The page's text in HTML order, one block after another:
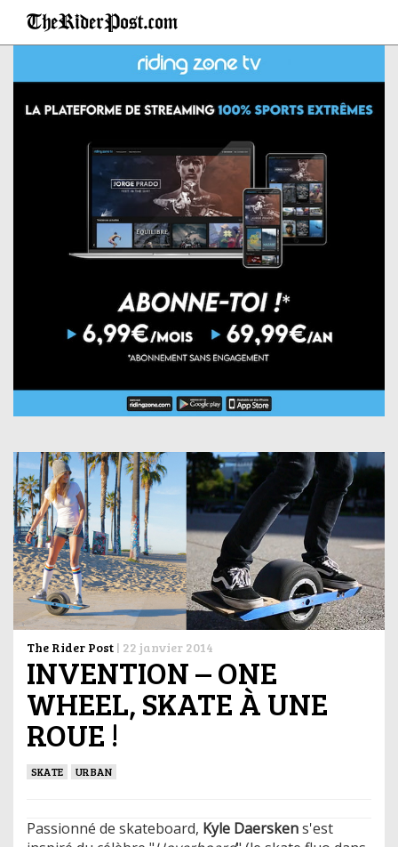
The Rider Post | 22 janvier 2014
INVENTION – ONE
WHEEL, SKATE À UNE
ROUE !
SKATE URBAN
Passionné de skateboard, Kyle Daerskens'est